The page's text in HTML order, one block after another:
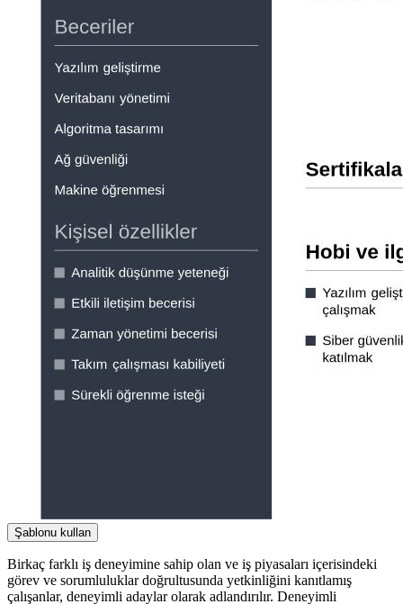
Şablonu kullan
Birkaç farklı iş deneyimine sahip olan ve iş piyasaları içerisindeki
görev ve sorumluluklar doğrultusunda yetkinliğini kanıtlamış
çalışanlar, deneyimli adaylar olarak adlandırılır. Deneyimli